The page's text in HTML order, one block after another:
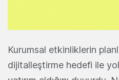
Kurumsal etkinliklerin
dijitalleştirme hedefi ile